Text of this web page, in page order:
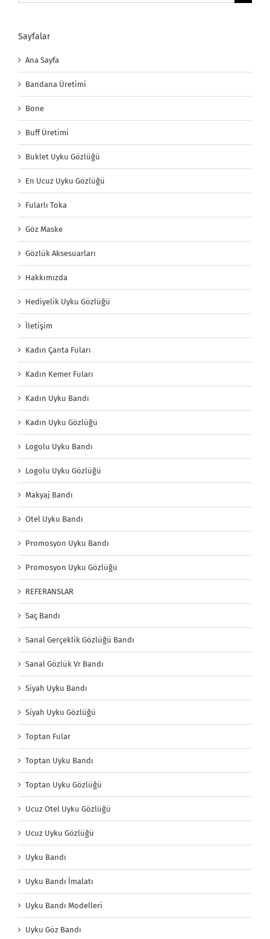
Sayfalar
Ana Sayfa
Bandana Üretimi
Bone
Buff Üretimi
Buklet Uyku Gözlüğü
En Ucuz Uyku Gözlüğü
Fularlı Toka
Göz Maske
Gözlük Aksesuarları
Hakkımızda
Hediyelik Uyku Gözlüğü
İletişim
Kadın Çanta Fuları
Kadın Kemer Fuları
Kadın Uyku Bandı
Kadın Uyku Gözlüğü
Logolu Uyku Bandı
Logolu Uyku Gözlüğü
Makyaj Bandı
Otel Uyku Bandı
Promosyon Uyku Bandı
Promosyon Uyku Gözlüğü
REFERANSLAR
Saç Bandı
Sanal Gerçeklik Gözlüğü Bandı
Sanal Gözlük Vr Bandı
Siyah Uyku Bandı
Siyah Uyku Gözlüğü
Toptan Fular
Toptan Uyku Bandı
Toptan Uyku Gözlüğü
Ucuz Otel Uyku Gözlüğü
Ucuz Uyku Gözlüğü
Uyku Bandı
Uyku Bandı İmalatı
Uyku Bandı Modelleri
Uyku Göz Bandı